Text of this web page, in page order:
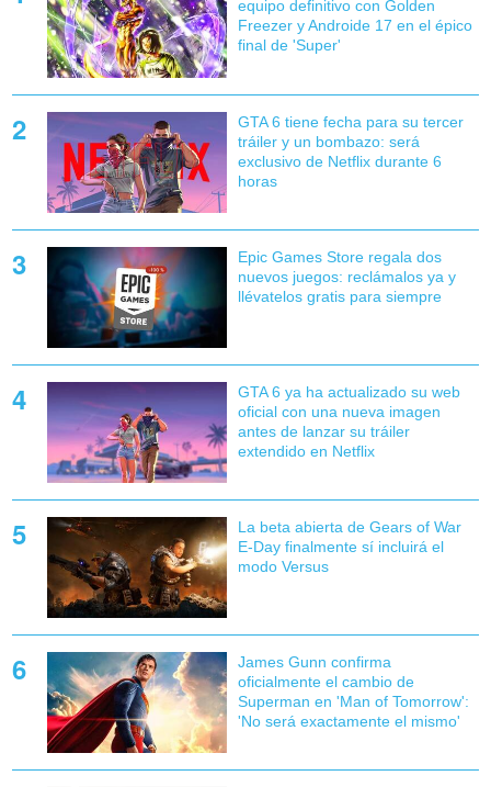
equipo definitivo con Golden
Freezer y Androide 17 en el épico
final de 'Super'
GTA 6 tiene fecha para su tercer
tráiler y un bombazo: será
exclusivo de Netflix durante 6
horas
Epic Games Store regala dos
nuevos juegos: reclámalos ya y
llévatelos gratis para siempre
GTA 6 ya ha actualizado su web
oficial con una nueva imagen
antes de lanzar su tráiler
extendido en Netflix
La beta abierta de Gears of War
E-Day finalmente sí incluirá el
modo Versus
James Gunn confirma
oficialmente el cambio de
Superman en 'Man of Tomorrow':
'No será exactamente el mismo'